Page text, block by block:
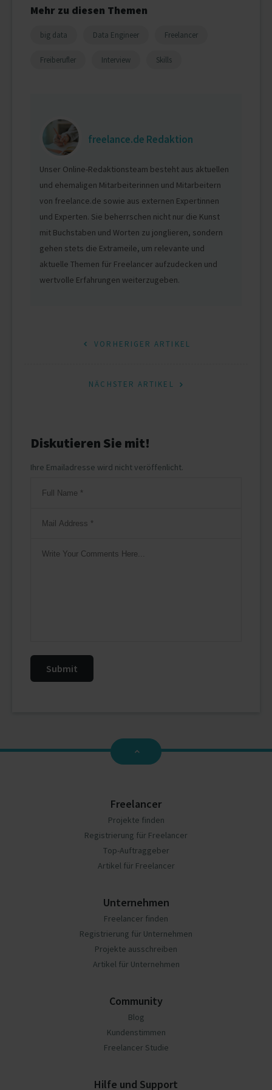
Mehr zu diesen Themen
big data Data Engineer Freelancer
Freiberufler Interview Skills
freelance.de Redaktion
Unser Online-Redaktionsteam besteht aus aktuellen
und ehemaligen Mitarbeiterinnen und Mitarbeitern
von freelance.de sowie aus externen Expertinnen
und Experten. Sie beherrschen nicht nur die Kunst
mit Buchstaben und Worten zu jonglieren, sondern
gehen stets die Extrameile, um relevante und
aktuelle Themen für Freelancer aufzudecken und
wertvolle Erfahrungen weiterzugeben.
Beitragsnavigation
VORHERIGER ARTIKEL
NÄCHSTER ARTIKEL
Diskutieren Sie mit!
Freelancer
Projekte finden
Registrierung für Freelancer
Top-Auftraggeber
Artikel für Freelancer
Unternehmen
Freelancer finden
Registrierung für Unternehmen
Projekte ausschreiben
Artikel für Unternehmen
Community
Blog
Kundenstimmen
Freelancer Studie
Hilfe und Support